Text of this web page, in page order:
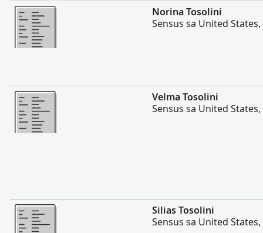
Dugang pa
Norina Tosolini
Sensus sa United States,
Dugang pa
Velma Tosolini
Sensus sa United States,
Dugang pa
Silias Tosolini
Sensus sa United States,